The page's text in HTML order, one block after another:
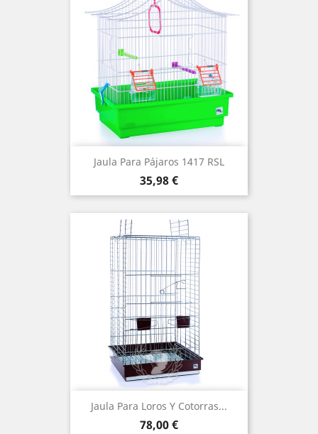
Jaula Para Pájaros 1417 RSL
Precio
35,98 €
Jaula Para Loros Y Cotorras...
Precio
78,00 €